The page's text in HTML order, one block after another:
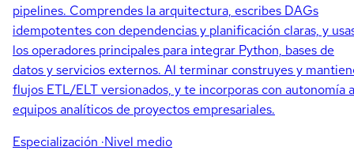
pipelines. Comprendes la arquitectura, escribes DAGs
idempotentes con dependencias y planificación claras, y
los operadores principales para integrar Python, bases de
datos y servicios externos. Al terminar construyes y
flujos ETL/ELT versionados, y te incorporas con autonomía a
equipos analíticos de proyectos empresariales.
Especialización ·Nivel medio